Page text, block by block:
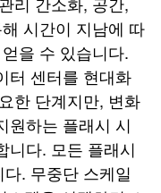
시간이 지남에 따
을 수 있습니다.
터 센터를 현대화
한 단계지만, 변화
원하는 플래시 시
니다. 모든 플래시
. 무중단 스케일